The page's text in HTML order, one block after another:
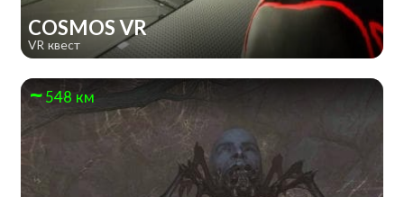
COSMOS VR
VR квест
548 км